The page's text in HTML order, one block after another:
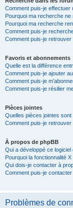
Comment puis-je
Pourquoi ma recherche
Pourquoi ma recherche
Comment puis-je
Comment puis-je
Favoris et abonnements
Quelle est la différence
Comment puis-je ajouter
Comment puis-je
Comment puis-je résilier
Pièces jointes
Quelles pièces jointes
Comment puis-je
À propos de phpBB
Qui a développé ce
Pourquoi la fonctionnalité
Qui dois-je contacter à
Comment puis-je
Problèmes de